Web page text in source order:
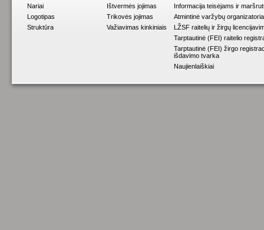
Nariai
Logotipas
Struktūra
Ištvermės jojimas
Trikovės jojimas
Važiavimas kinkiniais
Informacija teisėjams ir
Atmintinė varžybų
LŽSF raitelių ir žirgų
Tarptautinė (FEI) raitelio
Tarptautinė (FEI) žirgo
išdavimo tvarka
Naujienlaiškiai